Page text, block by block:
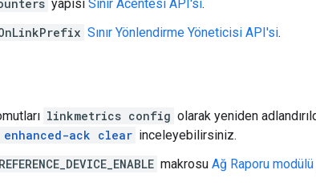
yapısı Sınır Acentesi API'sı.
Sınır Yönlendirme Yöneticisi API'si.
linkmetrics config olarak yeniden
ack clear inceleyebilirsiniz.
makrosu Ağ Raporu modülü